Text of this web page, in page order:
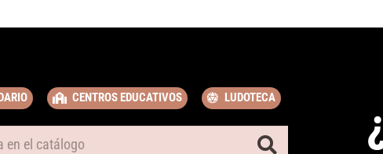
CENTROS EDUCATIVOS LUDOTECA